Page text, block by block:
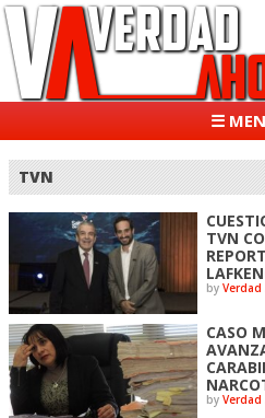
☰
TVN
TVN
byVerdad
CASO
byVerdad